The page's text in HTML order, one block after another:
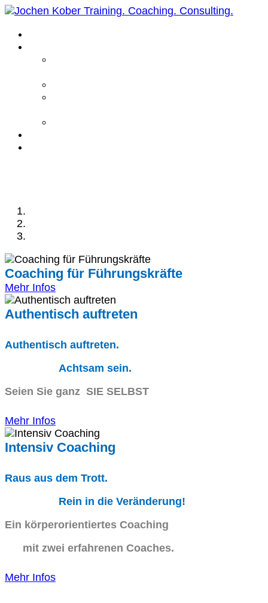
Coaching für Führungskräfte
Mehr Infos
Authentisch auftreten
Authentisch auftreten.
Achtsam sein.
Seien Sie ganz SIE SELBST
Mehr Infos
Intensiv Coaching
Raus aus dem Trott.
Rein in die Veränderung!
Ein körperorientiertes Coaching
mit zwei erfahrenen Coaches.
Mehr Infos